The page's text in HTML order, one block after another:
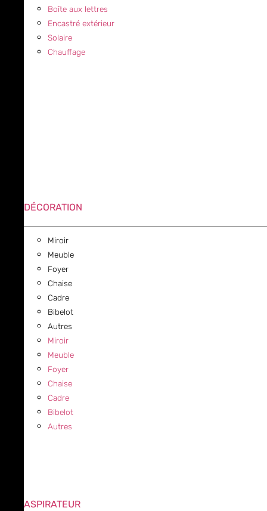
Boîte aux lettres
Encastré extérieur
Solaire
Chauffage
DÉCORATION
Miroir
Meuble
Foyer
Chaise
Cadre
Bibelot
Autres
Miroir
Meuble
Foyer
Chaise
Cadre
Bibelot
Autres
ASPIRATEUR